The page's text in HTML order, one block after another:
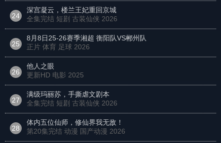
24
深宫凝云，楼兰王妃重回京城
全集完结 短剧 古装仙侠 2026
25
8月8日25-26赛季湘超 衡阳队VS郴州队
正片 体育 足球 2026
26
他人之眼
更新HD 电影 2025
27
满级玛丽苏，手撕虐文剧本
全集完结 短剧 古装仙侠 2026
28
体内五位仙师，修仙界我无敌！
第20集完结 动漫 国产动漫 2026